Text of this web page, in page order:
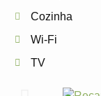
Cozinha
Wi-Fi
TV